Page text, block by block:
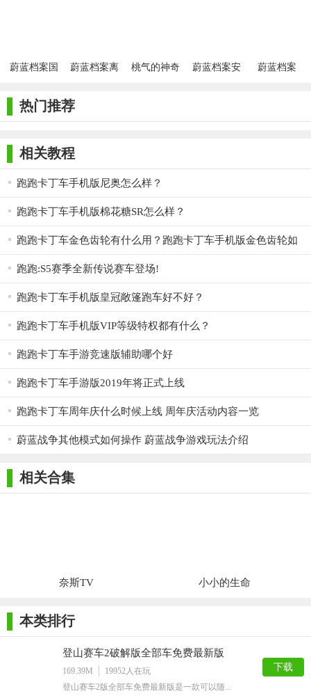
蔚蓝档案国
蔚蓝档案离
桃气的神奇
蔚蓝档案安
蔚蓝档案
热门推荐
相关教程
跑跑卡丁车手机版尼奥怎么样？
跑跑卡丁车手机版棉花糖SR怎么样？
跑跑卡丁车金色齿轮有什么用？跑跑卡丁车手机版金色齿轮如
跑跑:S5赛季全新传说赛车登场!
跑跑卡丁车手机版皇冠敞篷跑车好不好？
跑跑卡丁车手机版VIP等级特权都有什么？
跑跑卡丁车手游竞速版辅助哪个好
跑跑卡丁车手游版2019年将正式上线
跑跑卡丁车周年庆什么时候上线 周年庆活动内容一览
蔚蓝战争其他模式如何操作 蔚蓝战争游戏玩法介绍
相关合集
奈斯TV 小小的生命
本类排行
登山赛车2破解版全部车免费最新版
169.39M 19952人在玩
登山赛车2版全部车免费最新版是一款可以随...
下载